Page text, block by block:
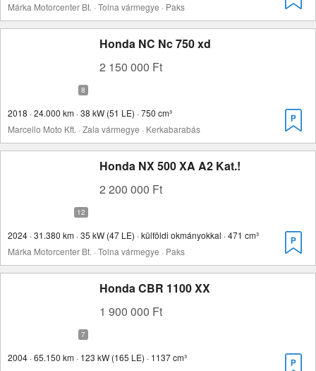
Márka Motorcenter Bt. · Tolna vármegye · Paks
Honda NC Nc 750 xd
2 150 000 Ft
2018 · 24.000 km · 38 kW (51 LE) · 750 cm³
Marcello Moto Kft. · Zala vármegye · Kerkabarabás
Honda NX 500 XA A2 Kat.!
2 200 000 Ft
2024 · 31.380 km · 35 kW (47 LE) · külföldi okmányokkal · 471 cm³
Márka Motorcenter Bt. · Tolna vármegye · Paks
Honda CBR 1100 XX
1 900 000 Ft
2004 · 65.150 km · 123 kW (165 LE) · 1137 cm³